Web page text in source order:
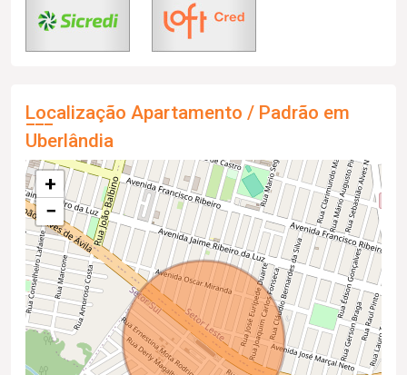
Localização Apartamento / Padrão em
Uberlândia
+
−